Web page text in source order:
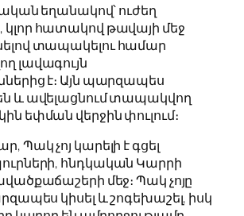
եղանակով՝ ուժեղ
հատակով թավայի մեջ
տապակելու համար
լավագույն
է։ Այն պարզապես
և ավելացնում տապակվող
եփման վերջին փուլում։
Պակ չոյ կարելի է գցել
հնդկական Կարրի
մեջ։ Պակ չոյը
կիսել և շոգեխաշել, իսկ